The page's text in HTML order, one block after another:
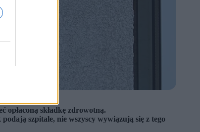
opłaconą składkę zdrowotną.
szpitale, nie wszyscy wywiązują się z tego